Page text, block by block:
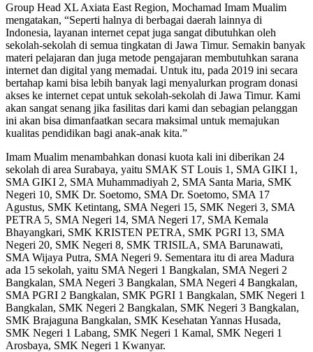
Group Head XL Axiata East Region, Mochamad Imam Mualim
mengatakan, “Seperti halnya di berbagai daerah lainnya di
Indonesia, layanan internet cepat juga sangat dibutuhkan oleh
sekolah-sekolah di semua tingkatan di Jawa Timur. Semakin banyak
materi pelajaran dan juga metode pengajaran membutuhkan sarana
internet dan digital yang memadai. Untuk itu, pada 2019 ini secara
bertahap kami bisa lebih banyak lagi menyalurkan program donasi
akses ke internet cepat untuk sekolah-sekolah di Jawa Timur. Kami
akan sangat senang jika fasilitas dari kami dan sebagian pelanggan
ini akan bisa dimanfaatkan secara maksimal untuk memajukan
kualitas pendidikan bagi anak-anak kita.”
Imam Mualim menambahkan donasi kuota kali ini diberikan 24
sekolah di area Surabaya, yaitu SMAK ST Louis 1, SMA GIKI 1,
SMA GIKI 2, SMA Muhammadiyah 2, SMA Santa Maria, SMK
Negeri 10, SMK Dr. Soetomo, SMA Dr. Soetomo, SMA 17
Agustus, SMK Ketintang, SMA Negeri 15, SMK Negeri 3, SMA
PETRA 5, SMA Negeri 14, SMA Negeri 17, SMA Kemala
Bhayangkari, SMK KRISTEN PETRA, SMK PGRI 13, SMA
Negeri 20, SMK Negeri 8, SMK TRISILA, SMA Barunawati,
SMA Wijaya Putra, SMA Negeri 9. Sementara itu di area Madura
ada 15 sekolah, yaitu SMA Negeri 1 Bangkalan, SMA Negeri 2
Bangkalan, SMA Negeri 3 Bangkalan, SMA Negeri 4 Bangkalan,
SMA PGRI 2 Bangkalan, SMK PGRI 1 Bangkalan, SMK Negeri 1
Bangkalan, SMK Negeri 2 Bangkalan, SMK Negeri 3 Bangkalan,
SMK Brajaguna Bangkalan, SMK Kesehatan Yannas Husada,
SMK Negeri 1 Labang, SMK Negeri 1 Kamal, SMK Negeri 1
Arosbaya, SMK Negeri 1 Kwanyar.